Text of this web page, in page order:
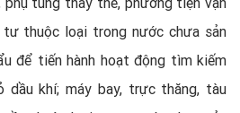
thuộc loại trong nước chưa sản
để tiến hành hoạt động tìm kiếm
dầu khí; máy bay, trực thăng, tàu